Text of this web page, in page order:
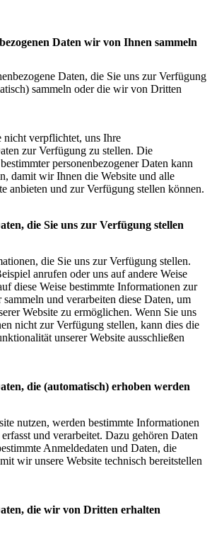
Daten wir von Ihnen sammeln
Daten, die Sie uns zur Verfügung
sammeln oder die wir von Dritten
nicht verpflichtet, uns Ihre
zur Verfügung zu stellen. Die
personenbezogener Daten kann
damit wir Ihnen die Website und alle
anbieten und zur Verfügung stellen können.
die Sie uns zur Verfügung stellen
die Sie uns zur Verfügung stellen.
anrufen oder uns auf andere Weise
diese Weise bestimmte Informationen zur
und verarbeiten diese Daten, um
Website zu ermöglichen. Wenn Sie uns
nicht zur Verfügung stellen, kann dies die
unserer Website ausschließen
die (automatisch) erhoben werden
nutzen, werden bestimmte Informationen
und verarbeitet. Dazu gehören Daten
Anmeldedaten und Daten, die
wir unsere Website technisch bereitstellen
die wir von Dritten erhalten